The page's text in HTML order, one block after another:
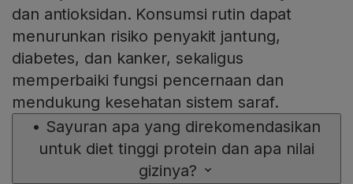
dan antioksidan. Konsumsi rutin dapat
menurunkan risiko penyakit jantung,
diabetes, dan kanker, sekaligus
memperbaiki fungsi pencernaan dan
mendukung kesehatan sistem saraf.
• Sayuran apa yang direkomendasikan
untuk diet tinggi protein dan apa nilai
gizinya?